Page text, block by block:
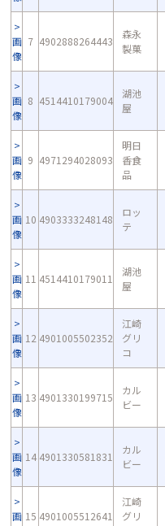
画
像
7 4902888264443
森永
製菓
画
像
8 4514410179004
湖池
屋
画
像
9 4971294028093
明日
香食
品
画
像
10 4903333248148
ロッ
テ
画
像
11 4514410179011
湖池
屋
画
像
12 4901005502352
江崎
グリ
コ
画
像
13 4901330199715
カル
ビー
画
像
14 4901330581831
カル
ビー
画 15 4901005512641
江崎
グリ